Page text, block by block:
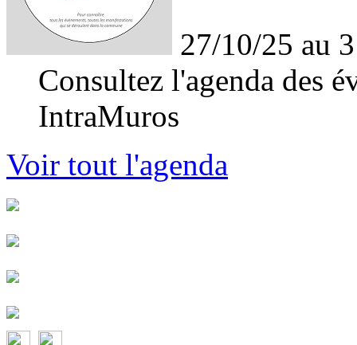
27/10/25 au
Consultez l'agenda des
IntraMuros
Voir tout l'agenda